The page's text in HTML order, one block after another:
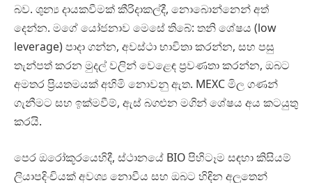
බව. ශුන්‍ය දායකවීමක් කීරිදාකල්දී, නොබොන්නෙන් අත්
දෙන්න. මගේ යෝජනාව මෙසේ තිබේ: තනි ශේෂය (low
leverage) පාදා ගන්න, අවස්ථා භාවිතා කරන්න, සහ පසු
තැන්පත් කරන මුදල් වලින් වෙළෙඳ ප්‍රවණතා කරන්න, ඔබට
අමතර ප්‍රියතමයක් අහිමි නොවනු ඇත. MEXC මිල ගණන්
ගැනීමට සහ ඉක්මවීම්, ඇස් බගළුන මගින් ශේෂය අය කටයුතු
කරයි.
පෙර ඔරෝකූරයෙහිදී, ස්ථානයේ BIO පිහිටෑම සඳහා කිසියම්
ලියාපදිංචියක් අවශ්‍ය නොවීය සහ ඔබට හිඳින අලුතෙන්